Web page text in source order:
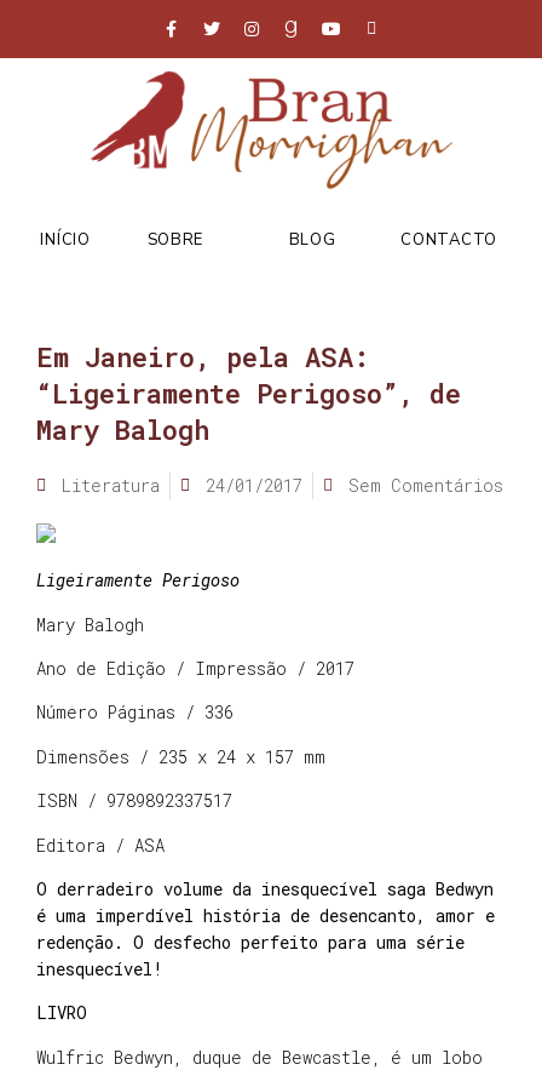
INÍCIO SOBRE BLOG CONTACTO
Em Janeiro, pela ASA:
“Ligeiramente Perigoso”, de
Mary Balogh
Literatura 24/01/2017 Sem Comentários
Ligeiramente Perigoso
Mary Balogh
Ano de Edição / Impressão / 2017
Número Páginas / 336
Dimensões / 235 x 24 x 157 mm
ISBN / 9789892337517
Editora / ASA
O derradeiro volume da inesquecível saga Bedwyn
é uma imperdível história de desencanto, amor e
redenção. O desfecho perfeito para uma série
inesquecível!
LIVRO
Wulfric Bedwyn, duque de Bewcastle, é um lobo